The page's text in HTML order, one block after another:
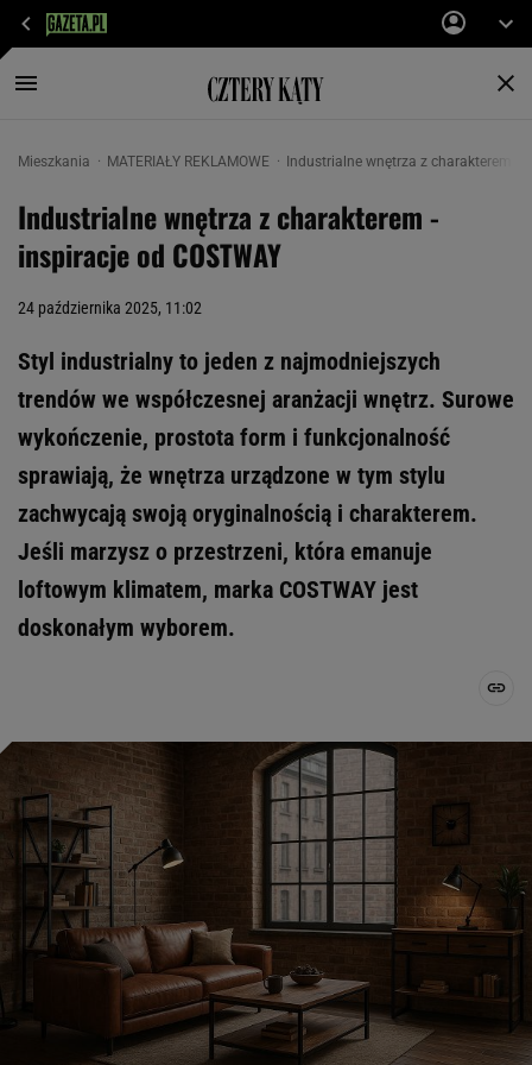
Mieszkania MATERIAŁY REKLAMOWE Industrialne wnętrza z charakterem -
Industrialne wnętrza z charakterem -
inspiracje od COSTWAY
24 października 2025, 11:02
Styl industrialny to jeden z najmodniejszych
trendów we współczesnej aranżacji wnętrz. Surowe
wykończenie, prostota form i funkcjonalność
sprawiają, że wnętrza urządzone w tym stylu
zachwycają swoją oryginalnością i charakterem.
Jeśli marzysz o przestrzeni, która emanuje
loftowym klimatem, marka COSTWAY jest
doskonałym wyborem.